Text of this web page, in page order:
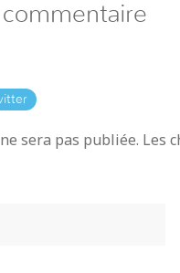
sera pas publiée. Les